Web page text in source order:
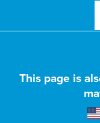
This page is